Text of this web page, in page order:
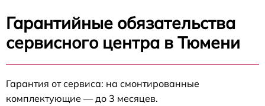
Гарантийные обязательства
сервисного центра в Тюмени
Гарантия от сервиса: на смонтированные
комплектующие — до 3 месяцев.